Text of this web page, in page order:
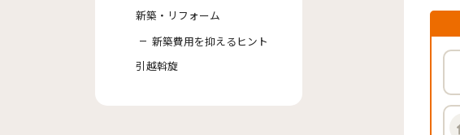
新築・リフォーム
新築費用を抑えるヒント
引越斡旋